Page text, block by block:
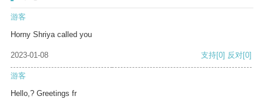
游客
Horny Shriya called you
2023-01-08 支持[0] 反对[0]
游客
Hello,? Greetings fr